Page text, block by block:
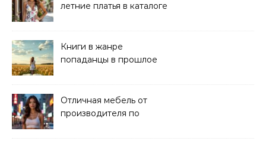
летние платья в каталоге
Книги в жанре
попаданцы в прошлое
Отличная мебель от
производителя по